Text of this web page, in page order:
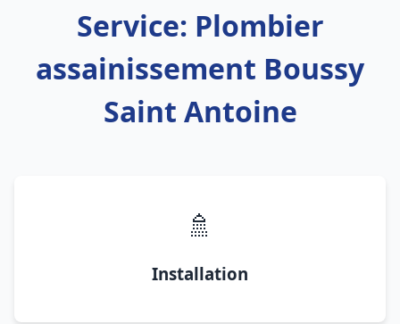
Service: Plombier
assainissement Boussy
Saint Antoine
🚿
Installation